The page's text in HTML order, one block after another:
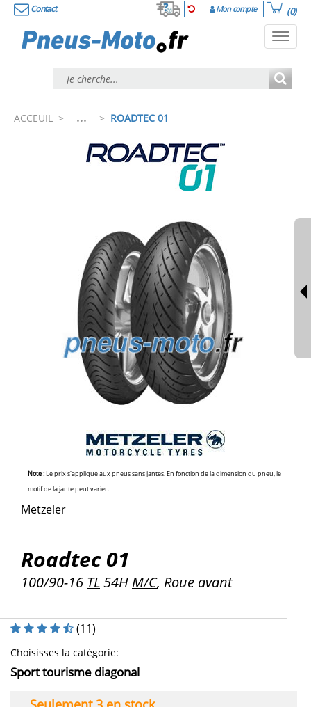
Contact Mon compte (0)
ACCEUIL > ... > ROADTEC 01
Note :Le prix s'applique aux pneus sans jantes. En fonction de la dimension du pneu, le
motif de la jante peut varier.
Metzeler
Roadtec 01
100/90-16 TL54H M/C, Roue avant
Choisisses la catégorie:
Sport tourisme diagonal
(11)